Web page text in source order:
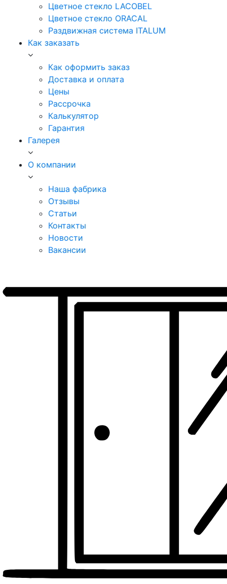
Цветное стекло LACOBEL
Цветное стекло ORACAL
Раздвижная система ITALUM
Как заказать
Как оформить заказ
Доставка и оплата
Цены
Рассрочка
Калькулятор
Гарантия
Галерея
О компании
Наша фабрика
Отзывы
Статьи
Контакты
Новости
Вакансии